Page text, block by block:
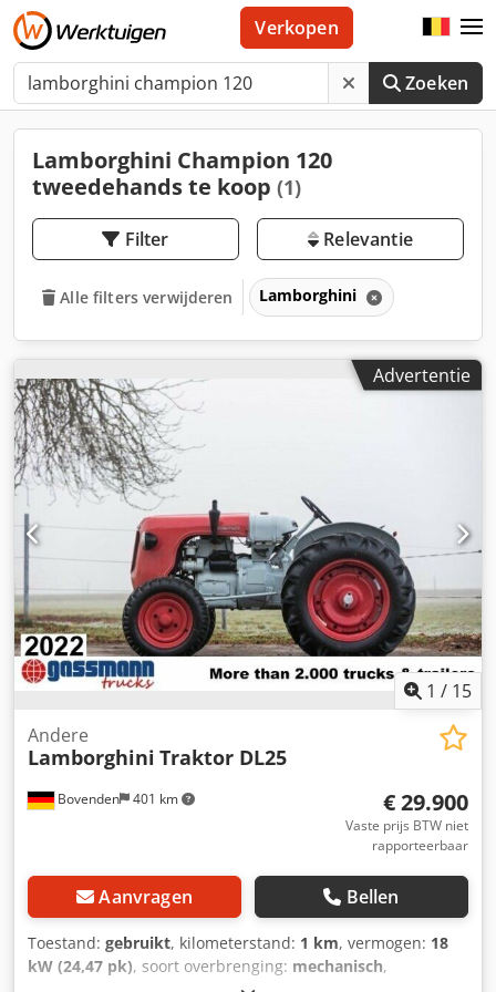
Zoeken
Verkopen
Lamborghini Champion 120
tweedehands te koop (1)
Filter Relevantie
Alle filters verwijderen Lamborghini
Advertentie
1 / 15
Bovenden 401 km
Andere
Lamborghini Traktor DL25
€ 29.900
Vaste prijs BTW niet
rapporteerbaar
Aanvragen Bellen
Toestand: gebruikt, kilometerstand: 1 km, vermogen: 18
kW (24,47 pk), soort overbrenging: mechanisch,